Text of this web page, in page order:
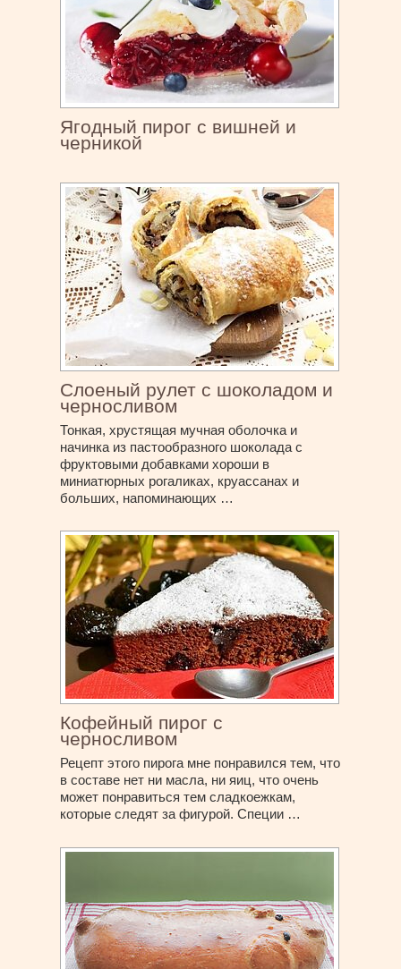
Ягодный пирог с вишней и
черникой
Слоеный рулет с шоколадом и
черносливом
Тонкая, хрустящая мучная оболочка и
начинка из пастообразного шоколада с
фруктовыми добавками хороши в
миниатюрных рогаликах, круассанах и
больших, напоминающих …
Кофейный пирог с
черносливом
Рецепт этого пирога мне понравился тем, что
в составе нет ни масла, ни яиц, что очень
может понравиться тем сладкоежкам,
которые следят за фигурой. Специи …